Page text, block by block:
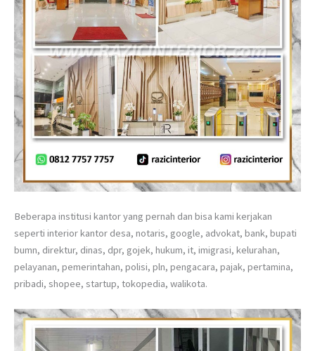
Beberapa institusi kantor yang pernah dan bisa kami kerjakan
seperti interior kantor desa, notaris, google, advokat, bank, bupati
bumn, direktur, dinas, dpr, gojek, hukum, it, imigrasi, kelurahan,
pelayanan, pemerintahan, polisi, pln, pengacara, pajak, pertamina,
pribadi, shopee, startup, tokopedia, walikota.